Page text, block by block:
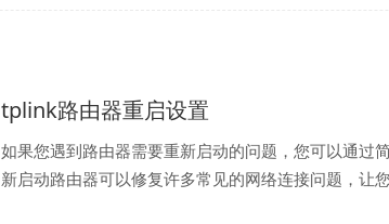
tplink路由器重启设置
如果您遇到路由器需要重新启动的问题，您可以通过
新启动路由器可以修复许多常见的网络连接问题，让